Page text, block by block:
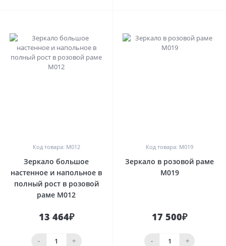
Код товара: М012
Зеркало большое
настенное и напольное в
полный рост в розовой
раме М012
13 464₽
- +
Код товара: М019
Зеркало в розовой раме
М019
17 500₽
- +